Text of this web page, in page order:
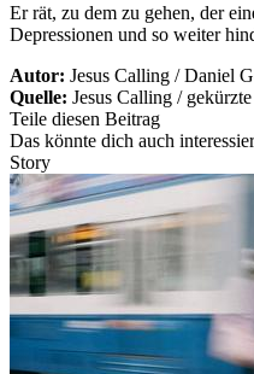
Er rät, zu dem zu gehen, der
Depressionen und so weiter
Autor: Jesus Calling / Daniel
Quelle: Jesus Calling /
Teile diesen Beitrag
Das könnte dich auch
Story